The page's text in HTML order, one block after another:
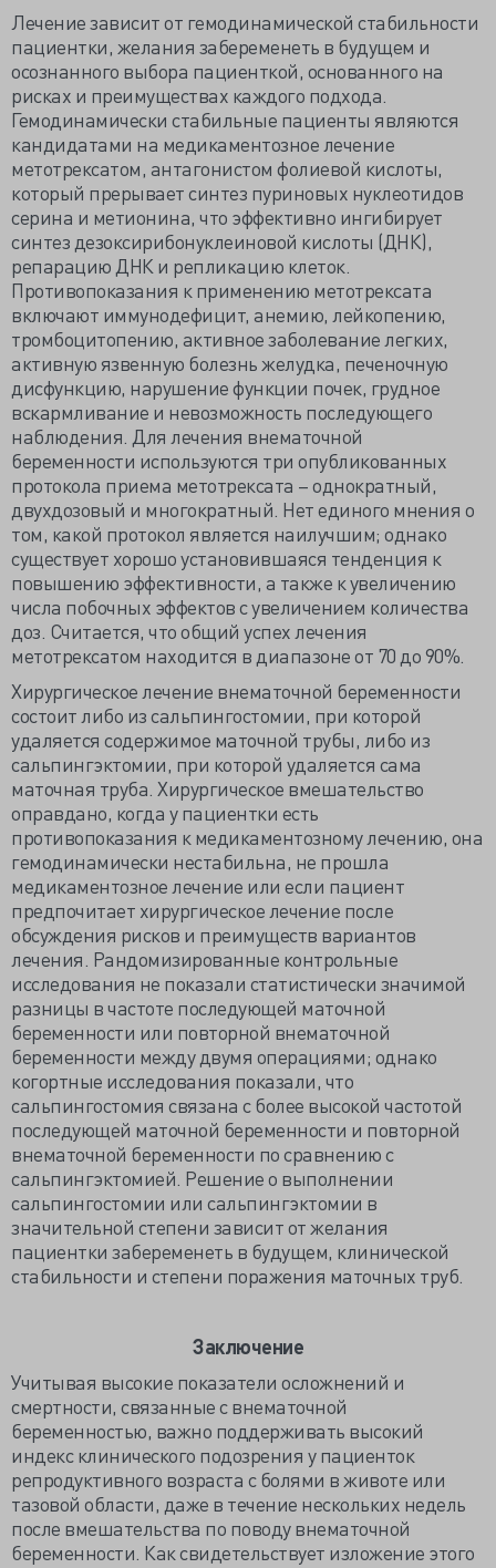
Лечение зависит от гемодинамической стабильности
пациентки, желания забеременеть в будущем и
осознанного выбора пациенткой, основанного на
рисках и преимуществах каждого подхода.
Гемодинамически стабильные пациенты являются
кандидатами на медикаментозное лечение
метотрексатом, антагонистом фолиевой кислоты,
который прерывает синтез пуриновых нуклеотидов
серина и метионина, что эффективно ингибирует
синтез дезоксирибонуклеиновой кислоты (ДНК),
репарацию ДНК и репликацию клеток.
Противопоказания к применению метотрексата
включают иммунодефицит, анемию, лейкопению,
тромбоцитопению, активное заболевание легких,
активную язвенную болезнь желудка, печеночную
дисфункцию, нарушение функции почек, грудное
вскармливание и невозможность последующего
наблюдения. Для лечения внематочной
беременности используются три опубликованных
протокола приема метотрексата – однократный,
двухдозовый и многократный. Нет единого мнения о
том, какой протокол является наилучшим; однако
существует хорошо установившаяся тенденция к
повышению эффективности, а также к увеличению
числа побочных эффектов с увеличением количества
доз. Считается, что общий успех лечения
метотрексатом находится в диапазоне от 70 до 90%.
Хирургическое лечение внематочной беременности
состоит либо из сальпингостомии, при которой
удаляется содержимое маточной трубы, либо из
сальпингэктомии, при которой удаляется сама
маточная труба. Хирургическое вмешательство
оправдано, когда у пациентки есть
противопоказания к медикаментозному лечению, она
гемодинамически нестабильна, не прошла
медикаментозное лечение или если пациент
предпочитает хирургическое лечение после
обсуждения рисков и преимуществ вариантов
лечения. Рандомизированные контрольные
исследования не показали статистически значимой
разницы в частоте последующей маточной
беременности или повторной внематочной
беременности между двумя операциями; однако
когортные исследования показали, что
сальпингостомия связана с более высокой частотой
последующей маточной беременности и повторной
внематочной беременности по сравнению с
сальпингэктомией. Решение о выполнении
сальпингостомии или сальпингэктомии в
значительной степени зависит от желания
пациентки забеременеть в будущем, клинической
стабильности и степени поражения маточных труб.
Заключение
Учитывая высокие показатели осложнений и
смертности, связанные с внематочной
беременностью, важно поддерживать высокий
индекс клинического подозрения у пациенток
репродуктивного возраста с болями в животе или
тазовой области, даже в течение нескольких недель
после вмешательства по поводу внематочной
беременности. Как свидетельствует изложение этого